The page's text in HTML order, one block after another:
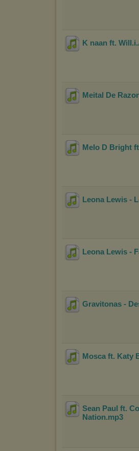
K naan ft.
Meital De
Melo D Bright
Leona Lewis -
Leona Lewis -
Gravitonas -
Mosca ft. Katy
Sean Paul ft.
Nation.mp3